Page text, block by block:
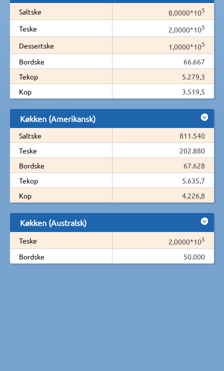
Saltske 8,0000*105
Teske 2,0000*105
Dessertske 1,0000*105
Bordske
66.667
Tekop
5.279,3
Kop
3.519,5
Køkken (Amerikansk)
Saltske
811.540
Teske
202.880
Bordske
67.628
Tekop
5.635,7
Kop
4.226,8
Køkken (Australsk)
Teske 2,0000*105
Bordske 50.000